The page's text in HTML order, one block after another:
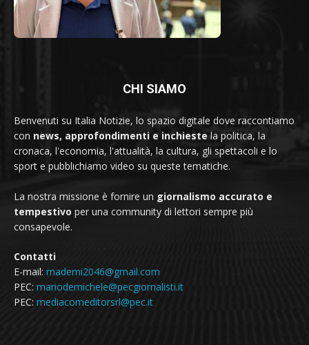
CHI SIAMO
Benvenuti su Italia Notizie, lo spazio digitale dove raccontiamo
con news, approfondimenti e inchieste la politica, la
cronaca, l'economia, l'attualità, la cultura, gli spettacoli e lo
sport e pubblichiamo video su queste tematiche.
La nostra missione è fornire un giornalismo accurato e
tempestivo per una community di lettori sempre più
consapevole.
Contatti
E-mail: mademi2046@gmail.com
PEC: mariodemichele@pecgiornalisti.it
PEC: mediacomeditorsrl@pec.it